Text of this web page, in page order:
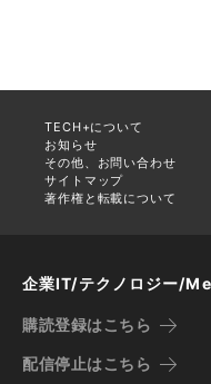
TECH+について
お知らせ
その他、お問い合わせ
サイトマップ
著作権と転載について
企業IT/テクノロジー/
購読登録はこちら
配信停止はこちら